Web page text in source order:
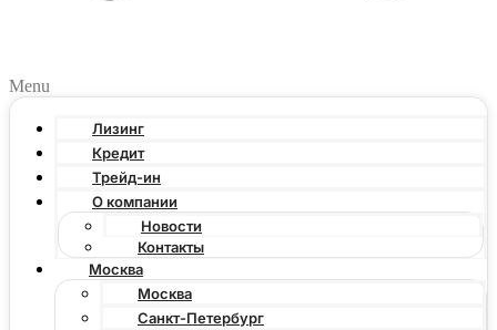
Menu
Лизинг
Кредит
Трейд-ин
О компании
Новости
Контакты
Москва
Москва
Санкт-Петербург